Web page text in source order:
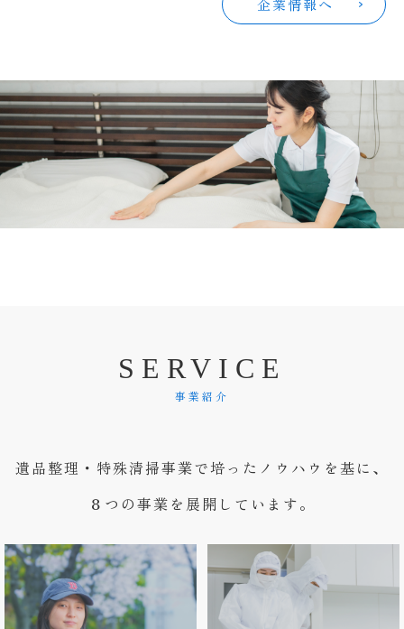
企業情報へ
S E RV I C E
事業紹介
遺品整理・特殊清掃事業で培ったノウハウを基に、
８つの事業を展開しています。